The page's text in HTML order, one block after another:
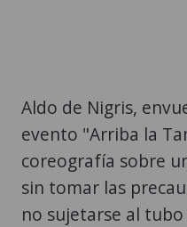
Aldo de Nigris,
evento "Arriba la
coreografía sobre
sin tomar las
no sujetarse al